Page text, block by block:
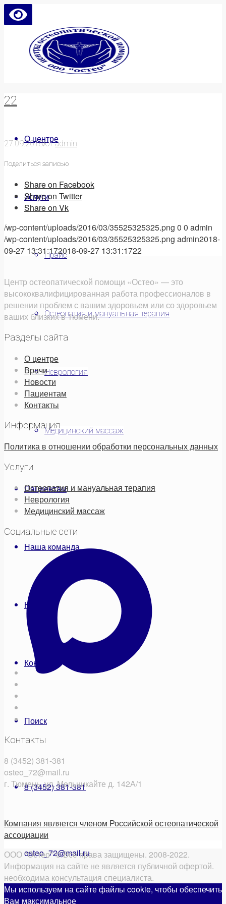
О центре
Услуги
Прайс
Остеопатия и мануальная терапия
Неврология
Медицинский массаж
Пациентам
Наша команда
Новости
Контакты
Поиск
8 (3452) 381-381
osteo_72@mail.ru
22
27.09.2018/отadmin
Поделиться записью
Share on Facebook
Share on Twitter
Share on Vk
/wp-content/uploads/2016/03/35525325325.png 0 0 admin
/wp-content/uploads/2016/03/35525325325.png admin2018-
09-27 13:31:172018-09-27 13:31:1722
Центр остеопатической помощи «Остео» — это
высококвалифицированная работа профессионалов в
решении проблем с вашим здоровьем или со здоровьем
ваших близких в Тюмени.
Разделы сайта
О центре
Врачи
Новости
Пациентам
Контакты
Информация
Политика в отношении обработки персональных данных
Услуги
Остеопатия и мануальная терапия
Неврология
Медицинский массаж
Социальные сети
Контакты
8 (3452) 381-381
osteo_72@mail.ru
г. Тюмень, ул. Мельникайте д. 142А/1
Компания является членом Российской остеопатической
ассоциации
ООО "Остео" © Все права защищены. 2008-2022.
Информация на сайте не является публичной офертой.
необходима консультация специалиста.
Мы используем на сайте файлы cookie, чтобы обеспечить
Вам максимальное